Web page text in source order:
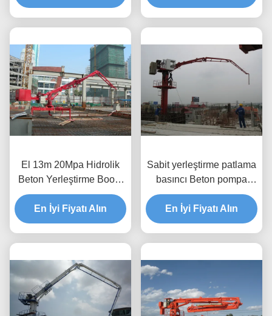
El 13m 20Mpa Hidrolik
Beton Yerleştirme Boom
360 Derece Dönüştürüldü
En İyi Fiyatı Alın
Sabit yerleştirme patlama
basıncı Beton pompa
zemini monte edilmiş
En İyi Fiyatı Alın